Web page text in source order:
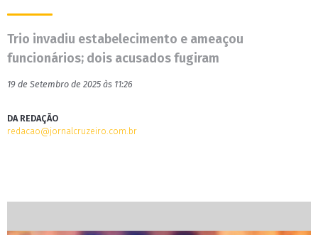
Trio invadiu estabelecimento e ameaçou
funcionários; dois acusados fugiram
19 de Setembro de 2025 às 11:26
DA REDAÇÃO
redacao@jornalcruzeiro.com.br